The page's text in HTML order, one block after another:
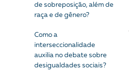
de sobreposição, além de
raça e de gênero?
Como a
interseccionalidade
auxilia no debate sobre
desigualdades sociais?